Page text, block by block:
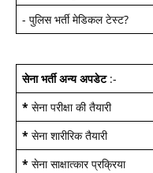
- पुलिस भर्ती मेडिकल टेस्ट?
सेना भर्ती अन्य अपडेट:-
* सेना परीक्षा की तैयारी
* सेना शारीरिक तैयारी
* सेना साक्षात्कार प्रक्रिया